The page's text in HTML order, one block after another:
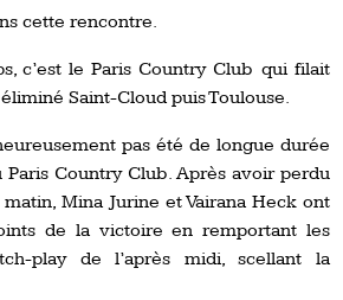
cette rencontre.
c’est le Paris Country Club qui filait
Saint-Cloud puis Toulouse.
pas été de longue durée
Paris Country Club. Après avoir perdu
Mina Jurine et Vairana Heck ont
de la victoire en remportant les
play de l’après midi, scellant la